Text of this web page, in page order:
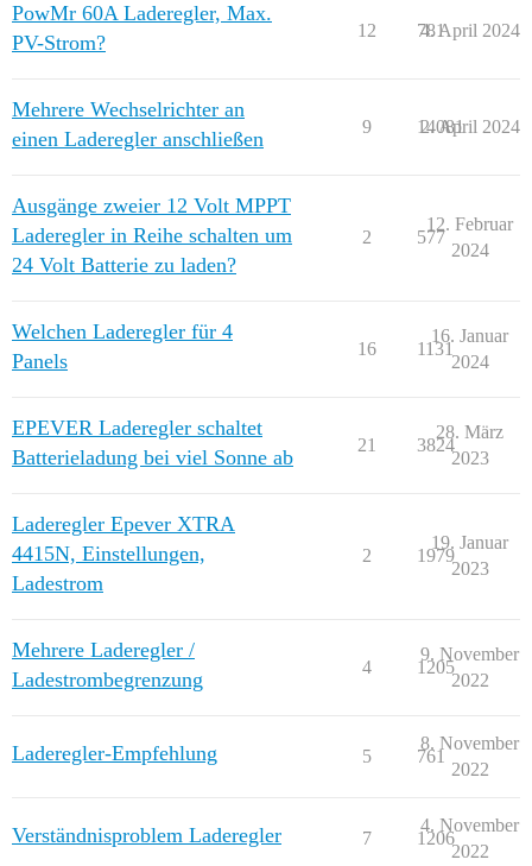
PowMr 60A Laderegler, Max.
PV-Strom?
12 781
4. April 2024
Mehrere Wechselrichter an
einen Laderegler anschließen
9 14081
2. April 2024
Ausgänge zweier 12 Volt MPPT
Laderegler in Reihe schalten um
24 Volt Batterie zu laden?
2 577
12. Februar
2024
Welchen Laderegler für 4
Panels
16 1131
16. Januar
2024
EPEVER Laderegler schaltet
Batterieladung bei viel Sonne ab
21 3824
28. März
2023
Laderegler Epever XTRA
4415N, Einstellungen,
Ladestrom
2 1979
19. Januar
2023
Mehrere Laderegler /
Ladestrombegrenzung
4 1205
9. November
2022
Laderegler-Empfehlung 5 761
8. November
2022
Verständnisproblem Laderegler 7 1206
4. November
2022